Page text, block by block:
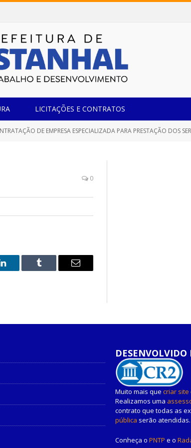
LICITAÇÕES E CONTRATOS
PARA PRESTAÇÃO DOS SERVIÇOS DE LIMPEZA DE FOSSA SÉPTICA COM EQUIPAMENTO DE
0
O
Tumblr
E-
DESENVOLVIDO
Muito mais que criar site
Realizamos uma
contrato que todas as
pública serão atendidas.
Conheça o PNTP e o